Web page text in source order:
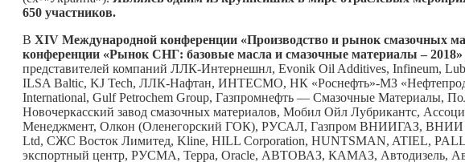
650 участников.
В XIV Международной конференции «Производство и рынок смазочных
конференции «Рынок СНГ: базовые масла и смазочные материалы – 2018»
представителей компаний ЛЛК-Интернешнл, Evonik Oil Additives, Infineum,
ILSA Baltic, KJ Tech, ЛЛК-Нафтан, ИНТЕСМО, НК «Роснефть»-МЗ
International, Gulf Petrochem Group, Газпромнефть — Смазочные Материалы,
Новочеркасский завод смазочных материалов, Мобил Ойл Лубрикантс,
Менеджмент, Олкон (Оленегорский ГОК), РУСАЛ, Газпром ВНИИГАЗ,
Ltd, СЖС Восток Лимитед, Kline, HILL Corporation, HUNTSMAN, ATIEL, PALL
экспортный центр, РУСМА, Терра, Oracle, АВТОВАЗ, КАМАЗ, Автодизель,